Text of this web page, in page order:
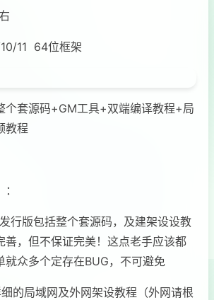
11 64位框架
个套源码+GM工具+双端编译教程+局
教程
发行版包括整个套源码，及建架设设教
善，但不保证完美！这点老手应该都
就众多个定存在BUG，不可避免
的局域网及外网架设教程（外网请根